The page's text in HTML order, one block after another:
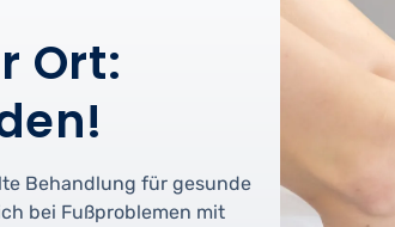
Ort:
Behandlung für gesunde
bei Fußproblemen mit